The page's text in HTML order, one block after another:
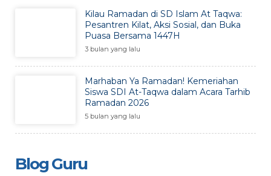
Kilau Ramadan di SD Islam At Taqwa:
Pesantren Kilat, Aksi Sosial, dan Buka
Puasa Bersama 1447H
3 bulan yang lalu
Marhaban Ya Ramadan! Kemeriahan
Siswa SDI At-Taqwa dalam Acara Tarhib
Ramadan 2026
5 bulan yang lalu
Blog Guru